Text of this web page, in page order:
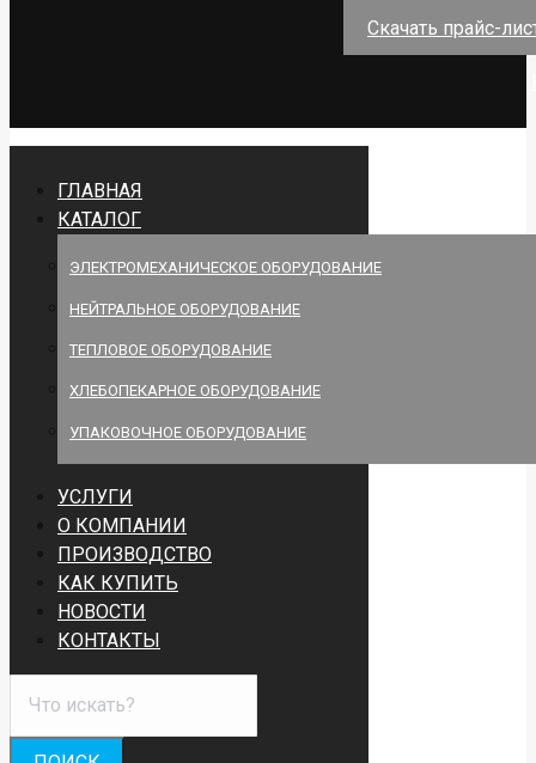
Скачать прайс-
ГЛАВНАЯ
КАТАЛОГ
ЭЛЕКТРОМЕХАНИЧЕСКОЕ ОБОРУДОВАНИЕ
НЕЙТРАЛЬНОЕ ОБОРУДОВАНИЕ
ТЕПЛОВОЕ ОБОРУДОВАНИЕ
ХЛЕБОПЕКАРНОЕ ОБОРУДОВАНИЕ
УПАКОВОЧНОЕ ОБОРУДОВАНИЕ
УСЛУГИ
О КОМПАНИИ
ПРОИЗВОДСТВО
КАК КУПИТЬ
НОВОСТИ
КОНТАКТЫ